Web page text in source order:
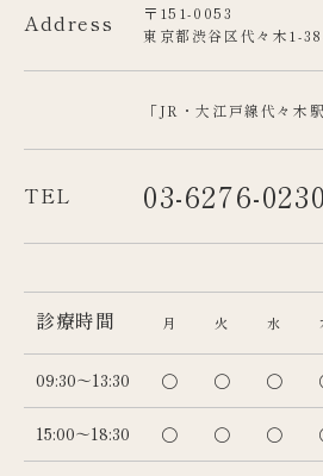
Address
〒151-0053
東京都渋谷区代々木1-
「JR・大江戸線代々木
TEL 03-6276-0230
診療時間 月 火 水
09:30～13:30 〇 〇 〇
15:00～18:30 〇 〇 〇